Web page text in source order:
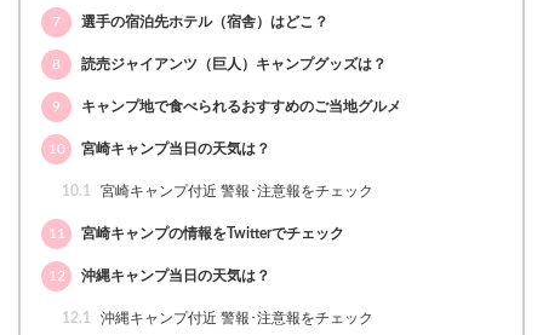
7 選手の宿泊先ホテル（宿舎）はどこ？
8 読売ジャイアンツ（巨人）キャンプグッズは？
9 キャンプ地で食べられるおすすめのご当地グルメ
10 宮崎キャンプ当日の天気は？
10.1 宮崎キャンプ付近 警報･注意報をチェック
11 宮崎キャンプの情報をTwitterでチェック
12 沖縄キャンプ当日の天気は？
12.1 沖縄キャンプ付近 警報･注意報をチェック